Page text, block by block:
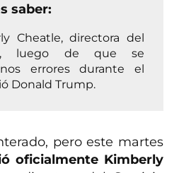
saber:
Cheatle, directora del
luego de que se
errores durante el
Donald Trump.
pero este martes
oficialmente Kimberly